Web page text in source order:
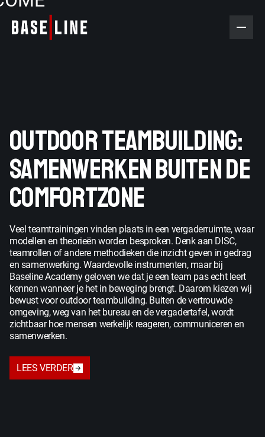
Baseline voor jou Baseline 12hrs
Operation Baseline
Baseline voor jouw
bedrijf
Baseline odyssey Baseline keynote
OUTDOOR TEAMBUILDING:
SAMENWERKEN BUITEN DE
COMFORTZONE
Veel teamtrainingen vinden plaats in een vergaderruimte, waar
modellen en theorieën worden besproken. Denk aan DISC,
teamrollen of andere methodieken die inzicht geven in gedrag
en samenwerking. Waardevolle instrumenten, maar bij
Baseline Academy geloven we dat je een team pas echt leert
kennen wanneer je het in beweging brengt. Daarom kiezen wij
bewust voor outdoor teambuilding. Buiten de vertrouwde
omgeving, weg van het bureau en de vergadertafel, wordt
zichtbaar hoe mensen werkelijk reageren, communiceren en
samenwerken.
LEES VERDER